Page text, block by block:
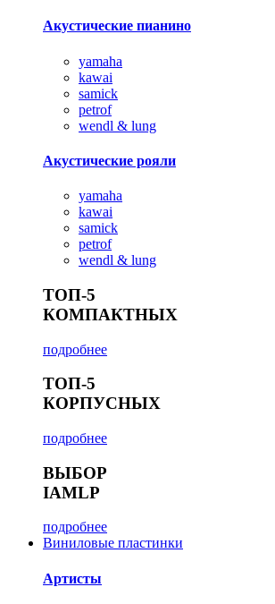
Акустические пианино
yamaha
kawai
samick
petrof
wendl & lung
Акустические рояли
yamaha
kawai
samick
petrof
wendl & lung
ТОП-5
КОМПАКТНЫХ
подробнее
ТОП-5
КОРПУСНЫХ
подробнее
ВЫБОР
IAMLP
подробнее
Виниловые пластинки
Артисты